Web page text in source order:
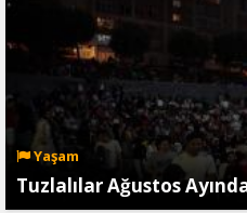
Yaşam
Tuzlalılar Ağustos